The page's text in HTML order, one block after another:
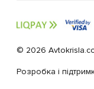
© 2026
Розробка і